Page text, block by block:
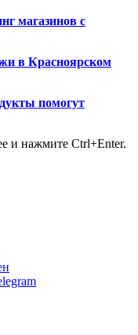
магазинов с
в Красноярском
помогут
и нажмите Ctrl+Enter.